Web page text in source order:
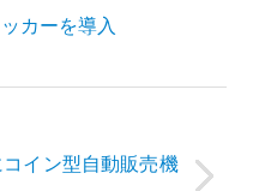
カーを導入
コイン型自動販売機